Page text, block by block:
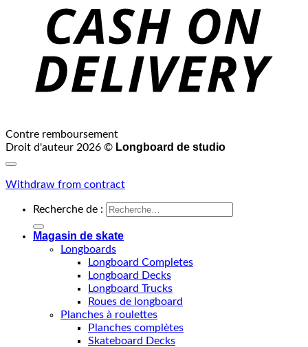
Contre remboursement
Droit d'auteur 2026 © Longboard de studio
Withdraw from contract
Recherche de :
Magasin de skate
Longboards
Longboard Completes
Longboard Decks
Longboard Trucks
Roues de longboard
Planches à roulettes
Planches complètes
Skateboard Decks